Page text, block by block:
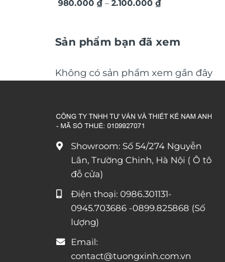
TG590
980.000₫ – 2.100.000₫Khoảng
2.100.000 ₫
Sản phẩm bạn đã xem
Không có sản phẩm xem gần đây
Showroom: Số 54/274 Nguyễn
Lân, Trường Chinh, Hà Nội ( Ô tô
đỗ cửa)
Điện thoại: 0986.301131-
0945.703686 -0899.825868 (Số
lượng)
Email:
contact@tuongxinh.com.vn